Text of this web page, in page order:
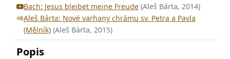
Bach: Jesus bleibet meine Freude (Aleš Bárta, 2014)
Aleš Bárta: Nové varhany chrámu sv. Petra a Pavla
(Mělník) (Aleš Bárta, 2015)
Popis